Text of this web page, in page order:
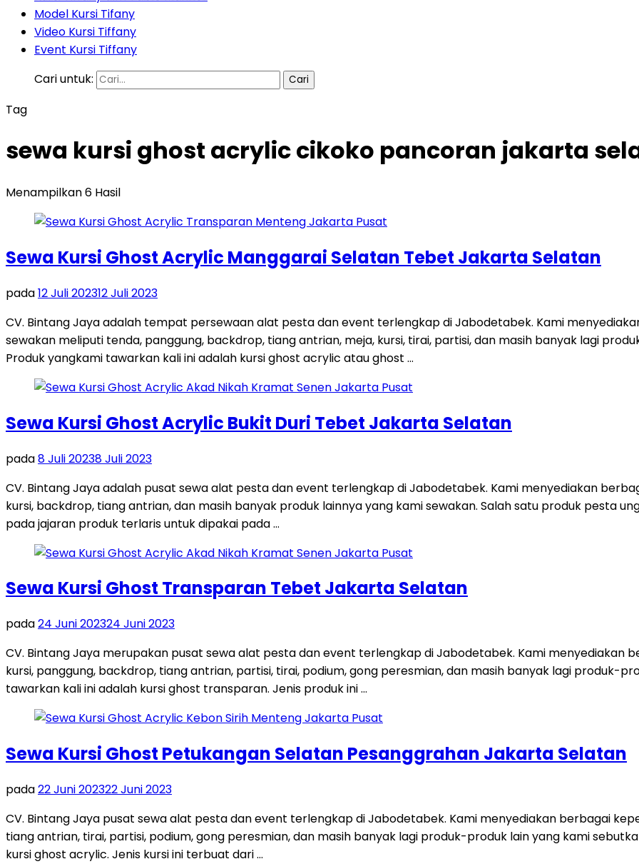
Model Kursi Tifany
Video Kursi Tiffany
Event Kursi Tiffany
Cari untuk:
Tag
sewa kursi ghost acrylic cikoko pancoran jakarta
Menampilkan 6 Hasil
Sewa Kursi Ghost Acrylic Manggarai Selatan Tebet Jakarta Selatan
pada12 Juli 202312 Juli 2023
CV. Bintang Jaya adalah tempat persewaan alat pesta dan event terlengkap di Jabodetabek. Kami
sewakan meliputi tenda, panggung, backdrop, tiang antrian, meja, kursi, tirai, partisi, dan masih banyak lagi
Produk yangkami tawarkan kali ini adalah kursi ghost acrylic atau ghost …
Sewa Kursi Ghost Acrylic Bukit Duri Tebet Jakarta Selatan
pada8 Juli 20238 Juli 2023
CV. Bintang Jaya adalah pusat sewa alat pesta dan event terlengkap di Jabodetabek. Kami menyediakan
kursi, backdrop, tiang antrian, dan masih banyak produk lainnya yang kami sewakan. Salah satu produk pesta
pada jajaran produk terlaris untuk dipakai pada …
Sewa Kursi Ghost Transparan Tebet Jakarta Selatan
pada24 Juni 202324 Juni 2023
CV. Bintang Jaya merupakan pusat sewa alat pesta dan event terlengkap di Jabodetabek. Kami menyediakan
kursi, panggung, backdrop, tiang antrian, partisi, tirai, podium, gong peresmian, dan masih banyak lagi produk-
tawarkan kali ini adalah kursi ghost transparan. Jenis produk ini …
Sewa Kursi Ghost Petukangan Selatan Pesanggrahan Jakarta Selatan
pada22 Juni 202322 Juni 2023
CV. Bintang Jaya pusat sewa alat pesta dan event terlengkap di Jabodetabek. Kami menyediakan berbagai
tiang antrian, tirai, partisi, podium, gong peresmian, dan masih banyak lagi produk-produk lain yang kami
kursi ghost acrylic. Jenis kursi ini terbuat dari …